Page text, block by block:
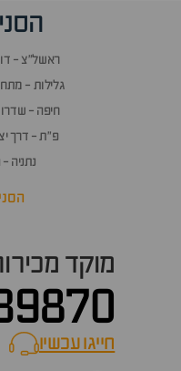
ראשל״צ - דוד סחרוב
גלילות -
חיפה - שדרות
פ״ת - דרך יצחק
נתניה -
מוקד
חייגו עכשיוnow